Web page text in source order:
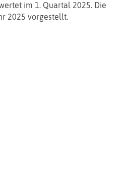
im 1. Quartal 2025. Die
2025 vorgestellt.